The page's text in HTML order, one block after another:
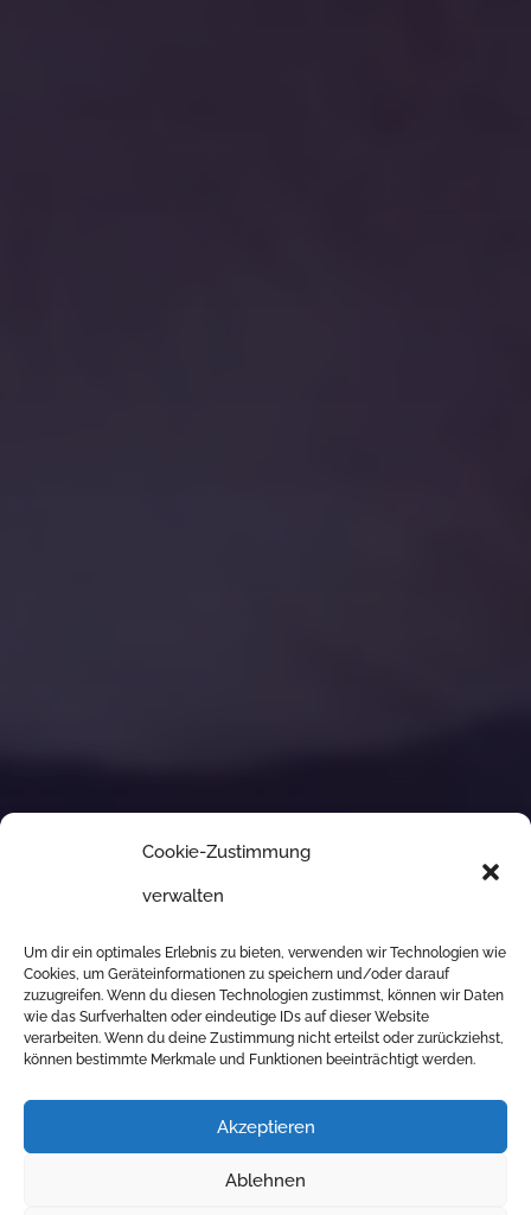
Cookie-Zustimmung
verwalten
Um dir ein optimales Erlebnis zu bieten, verwenden wir Technologien wie
Cookies, um Geräteinformationen zu speichern und/oder darauf
zuzugreifen. Wenn du diesen Technologien zustimmst, können wir Daten
wie das Surfverhalten oder eindeutige IDs auf dieser Website
verarbeiten. Wenn du deine Zustimmung nicht erteilst oder zurückziehst,
können bestimmte Merkmale und Funktionen beeinträchtigt werden.
Akzeptieren
Ablehnen
Gebäudetechnik
Steger
ELEKTRO, SANITÄR,
HEIZUNG & KLIMA